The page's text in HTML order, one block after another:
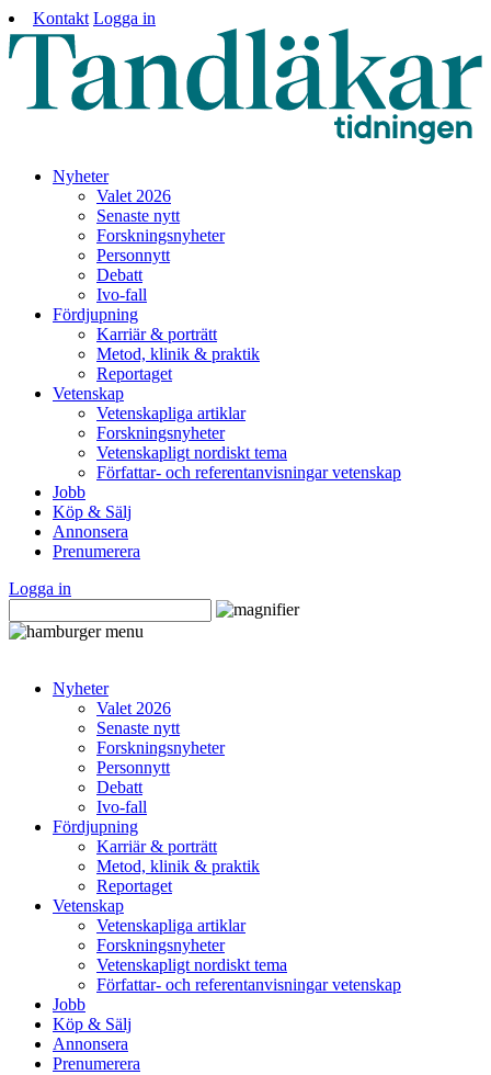
Kontakt Logga in
Nyheter
Valet 2026
Senaste nytt
Forskningsnyheter
Personnytt
Debatt
Ivo-fall
Fördjupning
Karriär & porträtt
Metod, klinik & praktik
Reportaget
Vetenskap
Vetenskapliga artiklar
Forskningsnyheter
Vetenskapligt nordiskt tema
Författar- och referentanvisningar vetenskap
Jobb
Köp & Sälj
Annonsera
Prenumerera
Logga in
Nyheter
Valet 2026
Senaste nytt
Forskningsnyheter
Personnytt
Debatt
Ivo-fall
Fördjupning
Karriär & porträtt
Metod, klinik & praktik
Reportaget
Vetenskap
Vetenskapliga artiklar
Forskningsnyheter
Vetenskapligt nordiskt tema
Författar- och referentanvisningar vetenskap
Jobb
Köp & Sälj
Annonsera
Prenumerera